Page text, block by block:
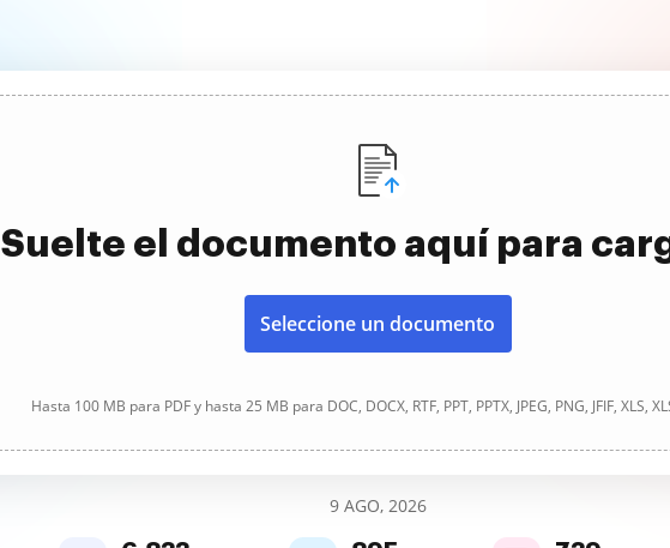
Suelte el documento aquí para
Seleccione un documento
Hasta 100 MB para PDF y hasta 25 MB para DOC, DOCX, RTF, PPT, PPTX, JPEG, PNG, JFIF, XLS,
9 AGO, 2026